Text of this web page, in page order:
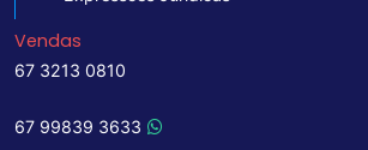
Vendas
67 3213 0810
67 99839 3633